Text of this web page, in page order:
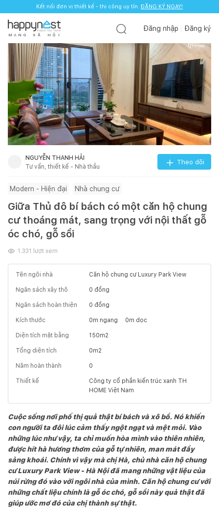
Kết nối đơn vị thiết kế - thi công uy tín. ĐĂNG KÝ NGAY!
M Ạ N G X Ã H Ộ I
Đăng nhập Đăng ký
NGUYỄN THANH HẢI
Tư vấn, thiết kế - Nhà thầu
Theo dõi
Modern - Hiện đại Nhà chung cư
Giữa Thủ đô bí bách có một căn hộ chung
cư thoáng mát, sang trọng với nội thất gỗ
óc chó, gỗ sồi
1.331 lượt xem
Tên ngôi nhà Căn hộ chung cư Luxury Park View
Ngân sách xây thô 0 đồng
Ngân sách hoàn thiện 0 đồng
Kích thước 0m ngang 0m dọc
Diện tích mặt bằng 150m2
Tổng diện tích 0m2
Năm hoàn thành 0
Thiết kế
Công ty cổ phần kiến trúc xanh TH
HOME Việt Nam
Cuộc sống nơi phố thị quả thật bí bách và xô bồ. Nó khiến
con người ta đôi lúc cảm thấy ngột ngạt và mệt mỏi. Vào
những lúc như vậy, ta chỉ muốn hòa mình vào thiên nhiên,
được hít hà hương thơm của gỗ tự nhiên, man mát đầy
sảng khoái. Chính vì vậy mà chị Hà, chủ nhà căn hộ chung
cư Luxury Park View - Hà Nội đã mang những vật liệu của
núi rừng đó vào với ngôi nhà của mình. Căn hộ chung cư với
những chất liệu chính là gỗ óc chó, gỗ sồi này quả thật đã
giúp ước mơ đó của chị thành sự thật.